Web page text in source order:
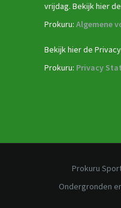
vrijdag. Bekijk hier
Prokuru: Algemene
Bekijk hier de
Prokuru: Privacy
Prokuru
Ondergronden